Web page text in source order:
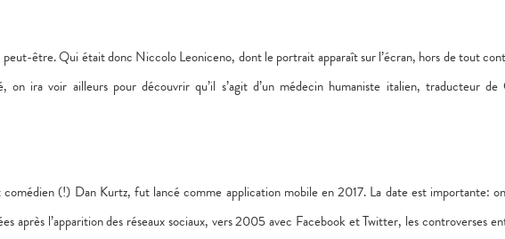
être. Qui était donc Niccolo Leoniceno, dont le portrait apparaît sur l’écran, hors de tout
on ira voir ailleurs pour découvrir qu’il s’agit d’un médecin humaniste italien, traducteur
(!) Dan Kurtz, fut lancé comme application mobile en 2017. La date est importante:
après l’apparition des réseaux sociaux, vers 2005 avec Facebook et Twitter, les controverses